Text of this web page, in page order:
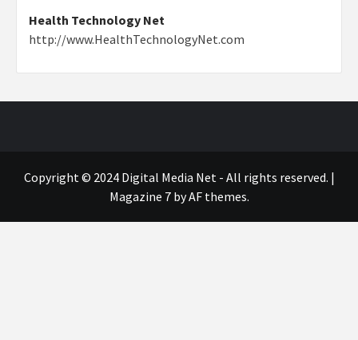
Health Technology Net
http://www.HealthTechnologyNet.com
Copyright © 2024 Digital Media Net - All rights reserved. |
Magazine 7by AF themes.